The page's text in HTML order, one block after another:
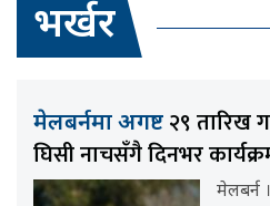
भर्खर
मेलबर्नमा अगष्ट २९ तारिख
घिसी नाचसँगै दिनभर
मेलबर्न